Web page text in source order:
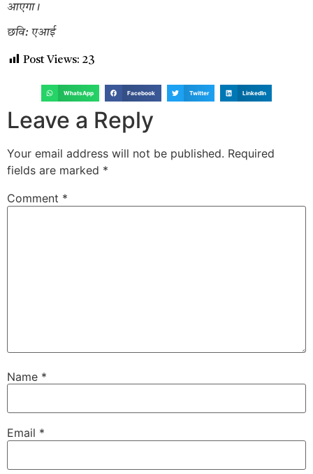
आएगा।
छवि: एआई
Post Views: 23
WhatsApp Facebook Twitter LinkedIn
Leave a Reply
Your email address will not be published. Required
fields are marked *
Comment *
Name *
Email *